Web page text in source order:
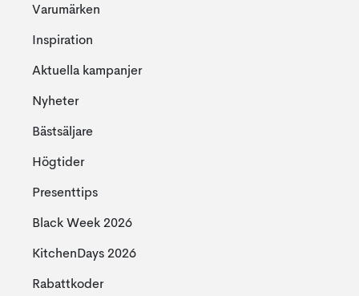
Varumärken
Inspiration
Aktuella kampanjer
Nyheter
Bästsäljare
Högtider
Presenttips
Black Week 2026
KitchenDays 2026
Rabattkoder